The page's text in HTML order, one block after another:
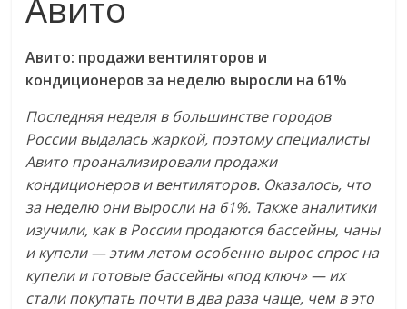
Авито: продажи вентиляторов и
кондиционеров за неделю выросли на 61%
Последняя неделя в большинстве городов
России выдалась жаркой, поэтому специалисты
Авито проанализировали продажи
кондиционеров и вентиляторов. Оказалось, что
за неделю они выросли на 61%. Также аналитики
изучили, как в России продаются бассейны, чаны
и купели — этим летом особенно вырос спрос на
купели и готовые бассейны «под ключ» — их
стали покупать почти в два раза чаще, чем в это